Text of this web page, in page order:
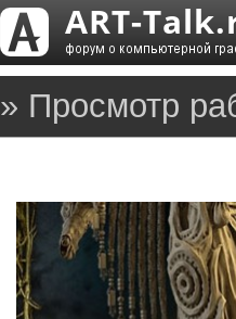
» Просмотр